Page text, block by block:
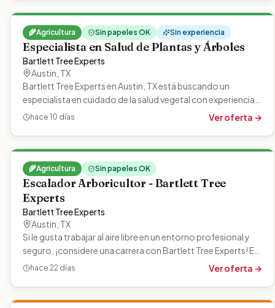
🌾Agricultura Sin papeles OK Sin experiencia
Especialista en Salud de Plantas y Árboles
Bartlett Tree Experts
Austin TX
Bartlett Tree Experts en Austin, TX está buscando un
especialista en cuidado de la salud vegetal con experiencia
para monitorear y…
hace 10 días Ver oferta →
🌾Agricultura Sin papeles OK
Escalador Arboricultor - Bartlett Tree
Experts
Bartlett Tree Experts
Austin TX
Si le gusta trabajar al aire libre en un entorno profesional y
seguro, ¡considere una carrera con Bartlett Tree Experts! En
Bartlett,…
hace 22 días Ver oferta →